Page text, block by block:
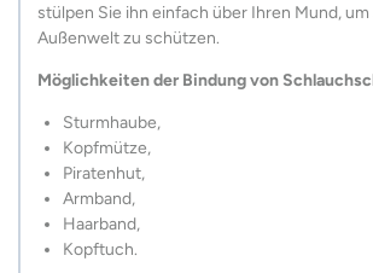
stülpen Sie ihn einfach über Ihren Mund,
Außenwelt zu schützen.
Möglichkeiten der Bindung von
Sturmhaube,
Kopfmütze,
Piratenhut,
Armband,
Haarband,
Kopftuch.